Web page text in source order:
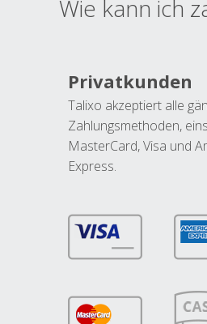
Wie kann ich
Privatkunden
Talixo akzeptiert alle
Zahlungsmethoden,
MasterCard, Visa und
Express.